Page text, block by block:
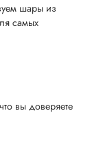
шары из
самых
вы доверяете